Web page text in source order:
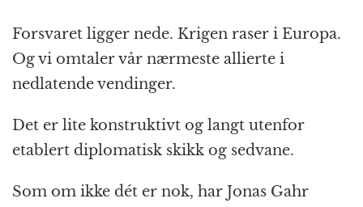
Forsvaret ligger nede. Krigen raser i Europa.
Og vi omtaler vår nærmeste allierte i
nedlatende vendinger.
Det er lite konstruktivt og langt utenfor
etablert diplomatisk skikk og sedvane.
Som om ikke dét er nok, har Jonas Gahr